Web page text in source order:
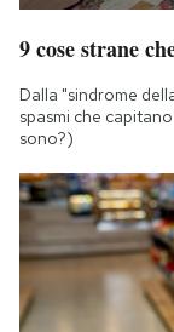
9 cose strane
Dalla "sindrome
spasmi che
sono?)